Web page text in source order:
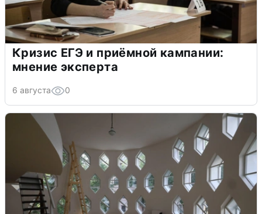
Кризис ЕГЭ и приёмной кампании:
мнение эксперта
6 августа 0